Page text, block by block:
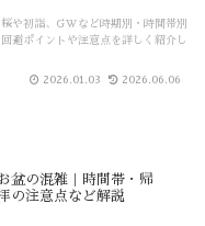
や初詣、GWなど時期別・時間帯別
避ポイントや注意点を詳しく紹介し
2026.01.03 2026.06.06
盆の混雑｜時間帯・帰
の注意点など解説